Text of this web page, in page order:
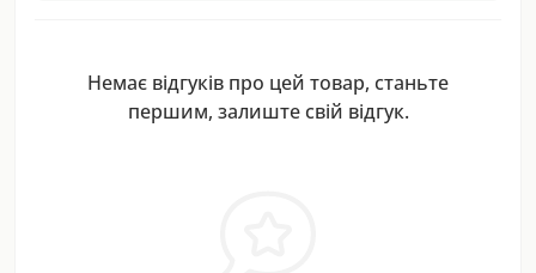
Немає відгуків про цей товар, станьте
першим, залиште свій відгук.